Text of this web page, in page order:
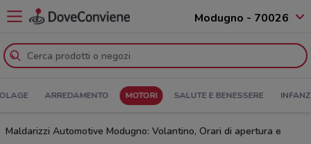
Modugno - 70026
ARREDAMENTO MOTORI SALUTE E BENESSERE
Maldarizzi Automotive Modugno: Volantino, Orari di apertura e